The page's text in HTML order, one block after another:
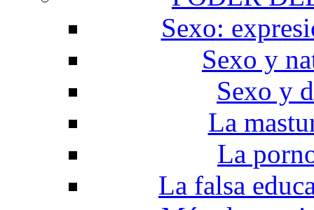
Sexo:
Sexo y
Sexo y
La
La
La falsa